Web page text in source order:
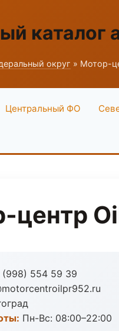
округ » Мотор-
Центральный ФО
центр
(998) 554 59 39
Пн-Вс: 08:00–22:00